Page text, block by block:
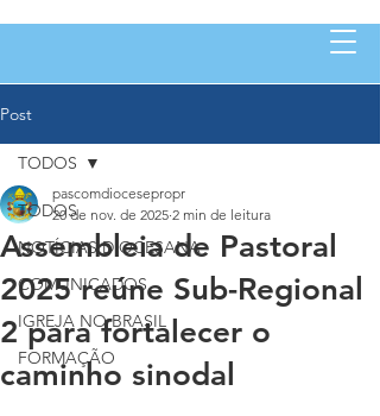
Post
TODOS
NOTÍCIAS DIOCESANA
COMUNICADOS
IGREJA NO BRASIL
FORMAÇÃO
TODOS
Assembleia de Pastoral
2025 reúne Sub-Regional
2 para fortalecer o
caminho sinodal
pascomdiocesepropr
20 de nov. de 2025 2 min de leitura